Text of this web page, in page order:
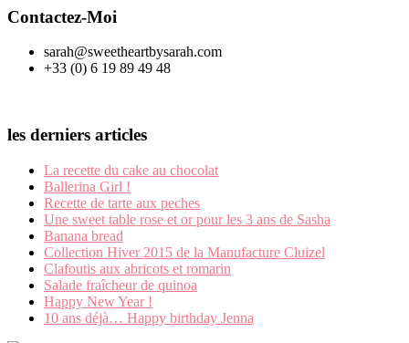
Contactez-Moi
sarah@sweetheartbysarah.com
+33 (0) 6 19 89 49 48
les derniers articles
La recette du cake au chocolat
Ballerina Girl !
Recette de tarte aux peches
Une sweet table rose et or pour les 3 ans de Sasha
Banana bread
Collection Hiver 2015 de la Manufacture Cluizel
Clafoutis aux abricots et romarin
Salade fraîcheur de quinoa
Happy New Year !
10 ans déjà… Happy birthday Jenna